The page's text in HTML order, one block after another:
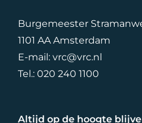
Burgemeester
1101 AA Amsterdam
E-mail:vrc@vrc.nl
Tel.:020 240 1100
Altijd op de hoogte